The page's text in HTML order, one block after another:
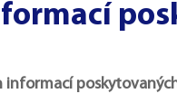
informací